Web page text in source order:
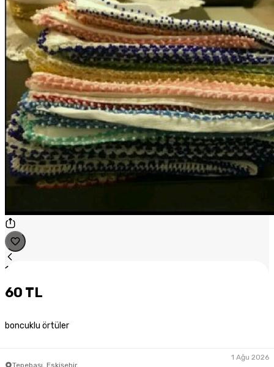
1
60 TL
boncuklu örtüler
Tepebaşı, Eskişehir
1 Ağu 2026